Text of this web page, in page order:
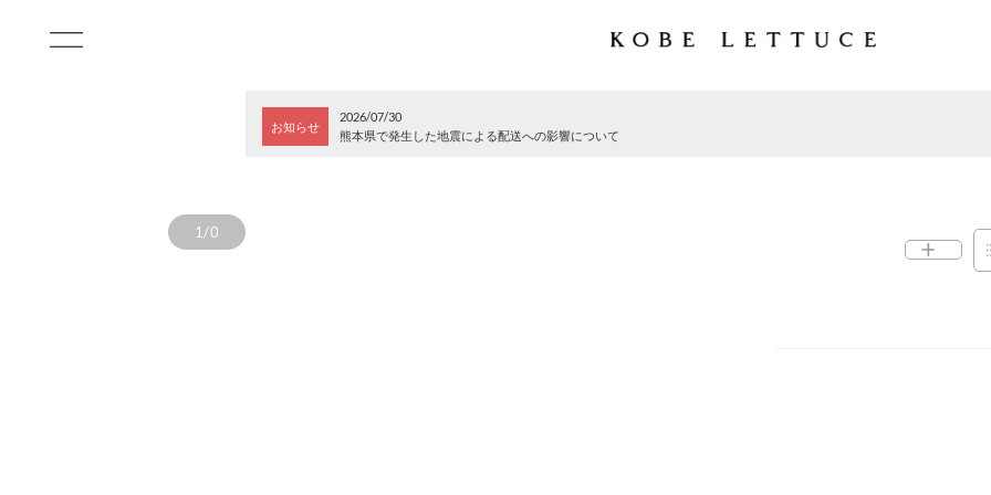
お知らせ
2026/07/30
熊本県で発生した地震による配送への影響について
1/0